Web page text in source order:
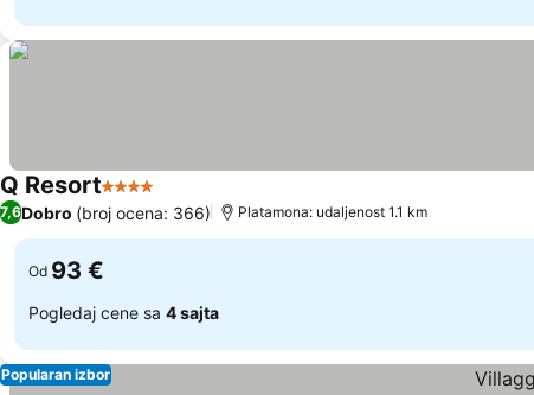
Q Resort4 Zvezdice
7,6Dobro (broj ocena: 366) Platamona: udaljenost 1.1 km
Od 93 €
Pogledaj cene sa 4 sajta
Popularan izbor